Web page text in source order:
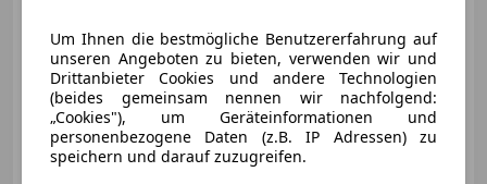
Maxi Comfortline 2,0 TDI
€ 21 900
Um Ihnen die bestmögliche Benutzererfahrung auf
unseren Angeboten zu bieten, verwenden wir und
Drittanbieter Cookies und andere Technologien
(beides gemeinsam nennen wir nachfolgend:
„Cookies"), um Geräteinformationen und
personenbezogene Daten (z.B. IP Adressen) zu
speichern und darauf zuzugreifen.